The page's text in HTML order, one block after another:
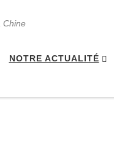
Chine
NOTRE ACTUALITÉ